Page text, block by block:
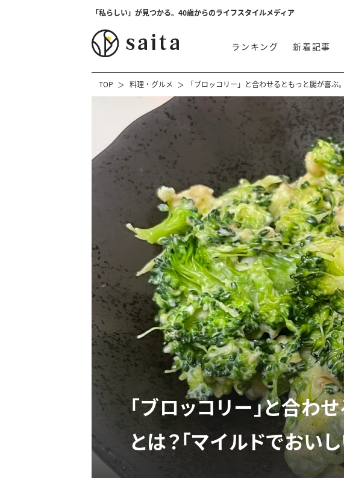
「私らしい」が見つかる。40歳からのライフスタイルメディア
ランキング 新着記事
TOP 料理・グルメ 「ブロッコリー」と合わせるともっと腸が喜ぶ
「ブロッコリー」と合わ
とは？「マイルドでおいし